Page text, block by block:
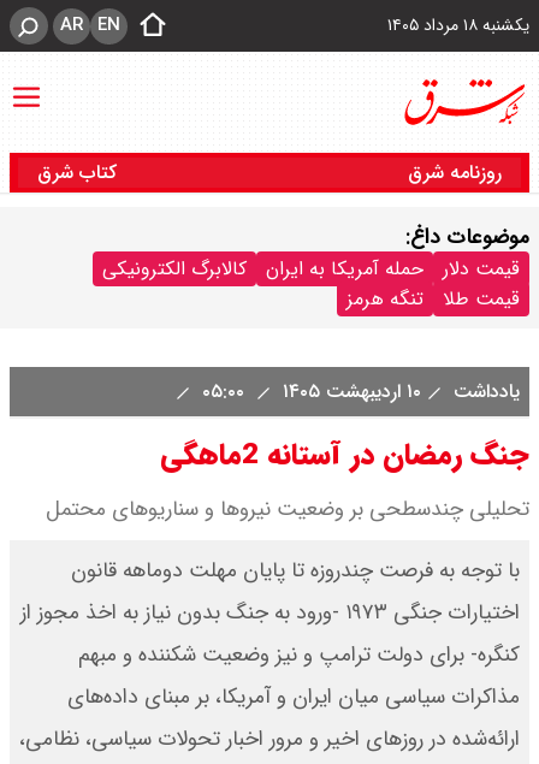
یکشنبه ۱۸ مرداد ۱۴۰۵ EN
AR
روزنامه شرق کتاب شرق
موضوعات داغ:
قیمت دلار حمله آمریکا به ایران
کالابرگ الکترونیکی
قیمت طلا
تنگه هرمز
یادداشت ۱۰ اردیبهشت ۱۴۰۵
جنگ رمضان در آستانه 2ماهگی
تحلیلی چندسطحی بر وضعیت نیروها و سناریوهای محتمل
با توجه به فرصت چندروزه تا پایان مهلت دو‌ماهه قانون
اختیارات جنگی ۱۹۷۳ -ورود به جنگ بدون نیاز به اخذ مجوز از
کنگره- برای دولت ترامپ و نیز وضعیت شکننده و مبهم
مذاکرات سیاسی میان ایران و آمریکا، بر مبنای داده‌های
ارائه‌شده در روزهای اخیر و مرور اخبار تحولات سیاسی، نظامی،